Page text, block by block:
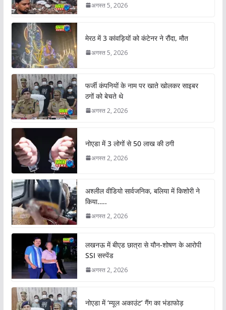
अगस्त 5, 2026
मेरठ में 3 कांवड़ियों को कंटेनर ने रौंदा, मौत
अगस्त 5, 2026
फर्जी कंपनियों के नाम पर खाते खोलकर साइबर
ठगों को बेचते थे
अगस्त 2, 2026
नोएडा में 3 लोगों से 50 लाख की ठगी
अगस्त 2, 2026
अश्लील वीडियो सार्वजनिक, बलिया में किशोरी ने
किया…..
अगस्त 2, 2026
लखनऊ में बीएड छात्रा से यौन-शोषण के आरोपी
SSI सस्पेंड
अगस्त 2, 2026
नोएडा में ‘म्यूल अकाउंट’ गैंग का भंडाफोड़